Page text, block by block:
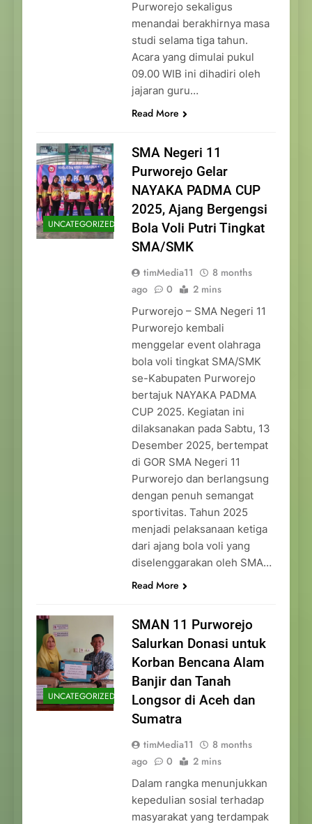
Purworejo sekaligus
menandai berakhirnya masa
studi selama tiga tahun.
Acara yang dimulai pukul
09.00 WIB ini dihadiri oleh
jajaran guru…
Read More
UNCATEGORIZED
SMA Negeri 11
Purworejo Gelar
NAYAKA PADMA CUP
2025, Ajang Bergengsi
Bola Voli Putri Tingkat
SMA/SMK
timMedia11
8 months
ago
0 2 mins
Purworejo – SMA Negeri 11
Purworejo kembali
menggelar event olahraga
bola voli tingkat SMA/SMK
se-Kabupaten Purworejo
bertajuk NAYAKA PADMA
CUP 2025. Kegiatan ini
dilaksanakan pada Sabtu, 13
Desember 2025, bertempat
di GOR SMA Negeri 11
Purworejo dan berlangsung
dengan penuh semangat
sportivitas. Tahun 2025
menjadi pelaksanaan ketiga
dari ajang bola voli yang
diselenggarakan oleh SMA…
Read More
UNCATEGORIZED
SMAN 11 Purworejo
Salurkan Donasi untuk
Korban Bencana Alam
Banjir dan Tanah
Longsor di Aceh dan
Sumatra
timMedia11
8 months
ago
0 2 mins
Dalam rangka menunjukkan
kepedulian sosial terhadap
masyarakat yang terdampak